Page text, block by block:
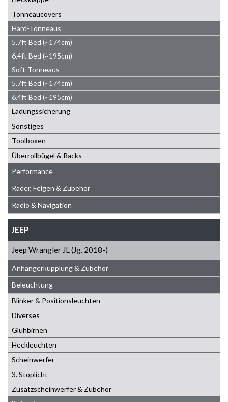
Tonneaucovers
Hard-Tonneaus
5.7ft Bed (~174cm)
6.4ft Bed (~195cm)
Soft-Tonneaus
5.7ft Bed (~174cm)
6.4ft Bed (~195cm)
Ladungssicherung
Sonstiges
Toolboxen
Überrollbügel & Racks
Performance
Räder, Felgen & Zubehör
Radio & Navigation
JEEP
Jeep Wrangler JL (Jg. 2018-)
Anhängerkupplung & Zubehör
Beleuchtung
Blinker & Positionsleuchten
Diverses
Glühbirnen
Heckleuchten
Scheinwerfer
3. Stoplicht
Zusatzscheinwerfer & Zubehör